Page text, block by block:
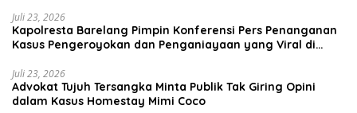
Juli 23, 2026
Kapolresta Barelang Pimpin Konferensi Pers Penanganan
Kasus Pengeroyokan dan Penganiayaan yang Viral di
Juli 23, 2026
Advokat Tujuh Tersangka Minta Publik Tak Giring Opini
dalam Kasus Homestay Mimi Coco